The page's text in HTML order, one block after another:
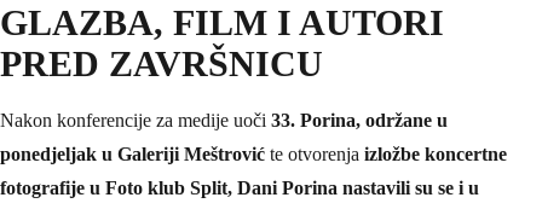
GLAZBA, FILM I AUTORI
PRED ZAVRŠNICU
Nakon konferencije za medije uoči 33. Porina, održane u
ponedjeljak u Galeriji Meštrović te otvorenja izložbe koncertne
fotografije u Foto klub Split, Dani Porina nastavili su se i u